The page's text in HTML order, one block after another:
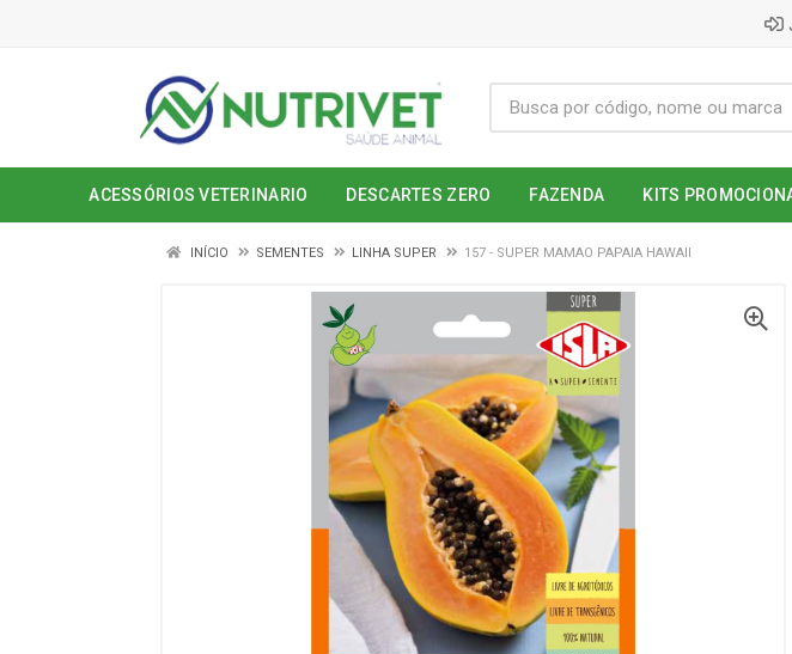
ACESSÓRIOS VETERINARIO DESCARTES ZERO FAZENDA KITS
INÍCIO SEMENTES LINHA SUPER 157 - SUPER MAMAO PAPAIA HAWAII